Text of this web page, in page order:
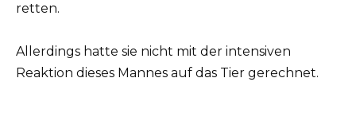
retten.
Allerdings hatte sie nicht mit der intensiven
Reaktion dieses Mannes auf das Tier gerechnet.